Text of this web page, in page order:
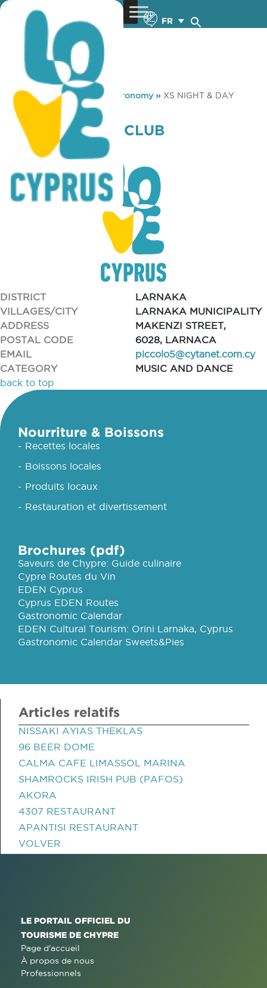
FR
You are here: Home »Gastronomy» XS NIGHT & DAY
CLUB RESTAURANT
XS NIGHT & DAY CLUB
RESTAURANT
DISTRICT
LARNAKA
VILLAGES/CITY
LARNAKA MUNICIPALITY
ADDRESS
MAKENZI STREET,
POSTAL CODE
6028, LARNACA
EMAIL
piccolo5@cytanet.com.cy
CATEGORY
MUSIC AND DANCE
back to top
Nourriture & Boissons
- Recettes locales
- Boissons locales
- Produits locaux
- Restauration et divertissement
Brochures (pdf)
Saveurs de Chypre: Guide culinaire
Cypre Routes du Vin
EDEN Cyprus
Cyprus EDEN Routes
Gastronomic Calendar
EDEN Cultural Tourism: Orini Larnaka, Cyprus
Gastronomic Calendar Sweets&Pies
Articles relatifs
NISSAKI AYIAS THEKLAS
96 BEER DOME
CALMA CAFE LIMASSOL MARINA
SHAMROCKS IRISH PUB (PAFOS)
AKORA
4307 RESTAURANT
APANTISI RESTAURANT
VOLVER
LE PORTAIL OFFICIEL DU
TOURISME DE CHYPRE
Page d'accueil
À propos de nous
Professionnels